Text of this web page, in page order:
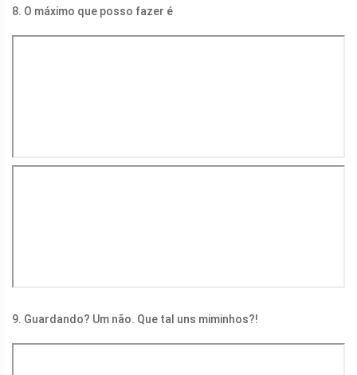
8. O máximo que posso fazer é
9. Guardando? Um não. Que tal uns miminhos?!